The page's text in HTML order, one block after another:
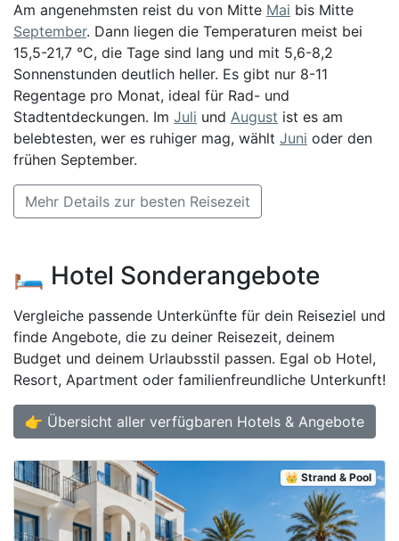
Am angenehmsten reist du von Mitte Mai bis Mitte
September. Dann liegen die Temperaturen meist bei
15,5-21,7 °C, die Tage sind lang und mit 5,6-8,2
Sonnenstunden deutlich heller. Es gibt nur 8-11
Regentage pro Monat, ideal für Rad- und
Stadtentdeckungen. Im Juli und August ist es am
belebtesten, wer es ruhiger mag, wählt Juni oder den
frühen September.
Mehr Details zur besten Reisezeit
🛏️ Hotel Sonderangebote
Vergleiche passende Unterkünfte für dein Reiseziel und
finde Angebote, die zu deiner Reisezeit, deinem
Budget und deinem Urlaubsstil passen. Egal ob Hotel,
Resort, Apartment oder familienfreundliche Unterkunft!
👉 Übersicht aller verfügbaren Hotels & Angebote
👑 Strand & Pool